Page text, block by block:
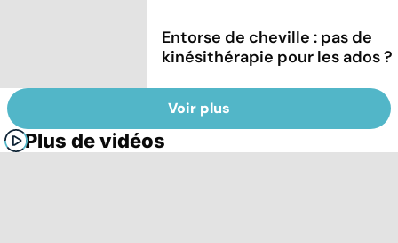
Entorse de cheville : pas de
kinésithérapie pour les ados ?
Voir plus
Plus de vidéos